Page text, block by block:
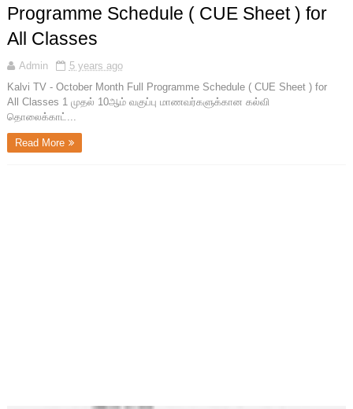
Programme Schedule ( CUE Sheet ) for
All Classes
Admin
5 years ago
Kalvi TV - October Month Full Programme Schedule ( CUE Sheet ) for
All Classes 1 முதல் 10ஆம் வகுப்பு மாணவர்களுக்கான கல்வி
தொலைக்காட்...
Read More